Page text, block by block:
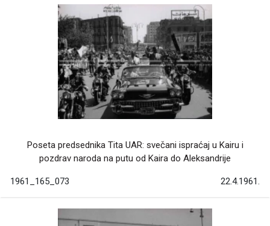
Poseta predsednika Tita UAR: svečani ispraćaj u Kairu i
pozdrav naroda na putu od Kaira do Aleksandrije
1961_165_073 22.4.1961.